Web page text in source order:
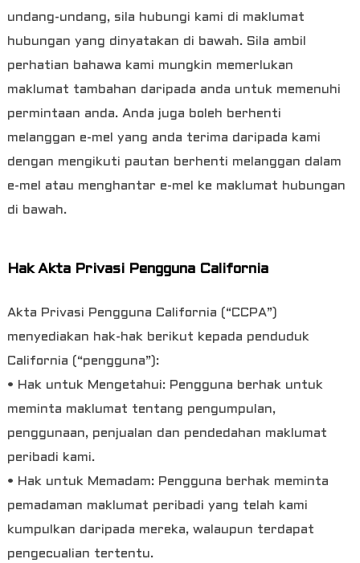
undang-undang, sila hubungi kami di maklumat
hubungan yang dinyatakan di bawah. Sila ambil
perhatian bahawa kami mungkin memerlukan
maklumat tambahan daripada anda untuk memenuhi
permintaan anda. Anda juga boleh berhenti
melanggan e-mel yang anda terima daripada kami
dengan mengikuti pautan berhenti melanggan dalam
e-mel atau menghantar e-mel ke maklumat hubungan
di bawah.
Hak Akta Privasi Pengguna California
Akta Privasi Pengguna California (“CCPA”)
menyediakan hak-hak berikut kepada penduduk
California (“pengguna”):
• Hak untuk Mengetahui: Pengguna berhak untuk
meminta maklumat tentang pengumpulan,
penggunaan, penjualan dan pendedahan maklumat
peribadi kami.
• Hak untuk Memadam: Pengguna berhak meminta
pemadaman maklumat peribadi yang telah kami
kumpulkan daripada mereka, walaupun terdapat
pengecualian tertentu.